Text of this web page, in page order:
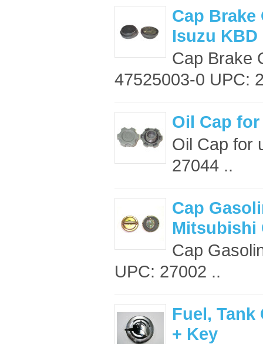
Cap
Isuzu KBD
Cap Brake
47525003-0 UPC:
Oil Cap
Oil Cap for
27044 ..
Cap
Mitsubishi
Cap
UPC: 27002 ..
Fuel,
+ Key